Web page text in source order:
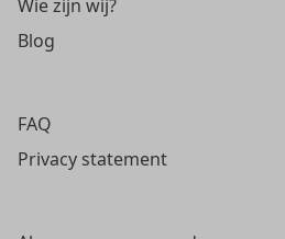
Wie zijn wij?
Blog
FAQ
Privacy statement